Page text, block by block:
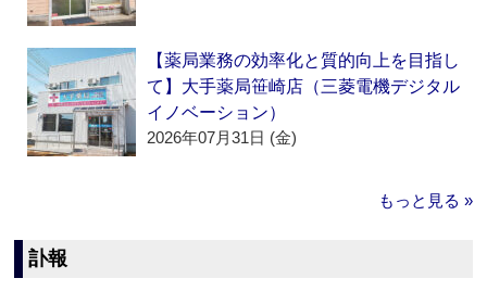
【薬局業務の効率化と質的向上を目指し
て】大手薬局笹崎店（三菱電機デジタル
イノベーション）
2026年07月31日 (金)
もっと見る »
訃報